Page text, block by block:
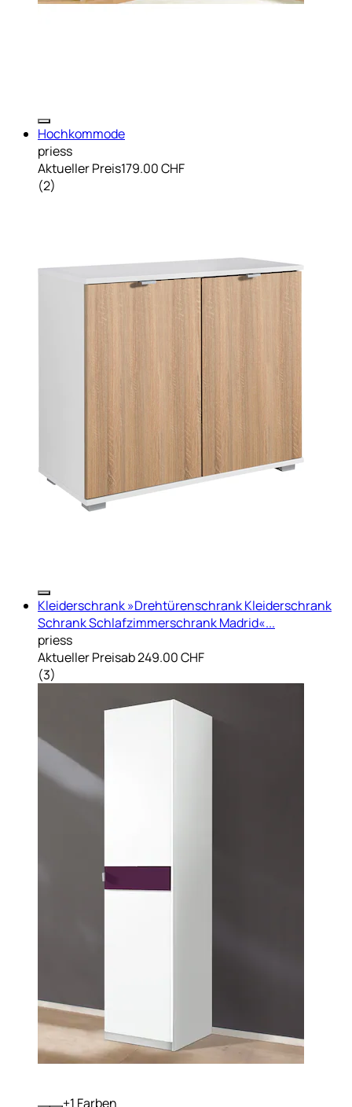
Hochkommode
priess
Aktueller Preis179.00 CHF
(2)
Kleiderschrank »Drehtürenschrank Kleiderschrank
Schrank Schlafzimmerschrank Madrid«...
priess
Aktueller Preisab249.00 CHF
(3)
+ Farben